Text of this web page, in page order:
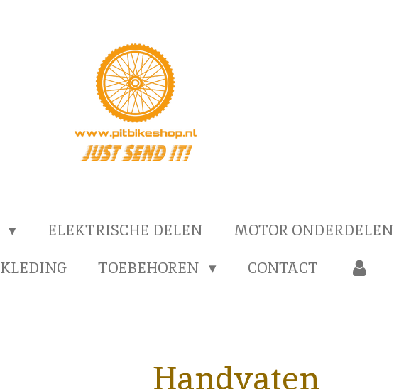
ELEKTRISCHE DELEN
MOTOR ONDERDELEN
KLEDING TOEBEHOREN CONTACT
Handvaten